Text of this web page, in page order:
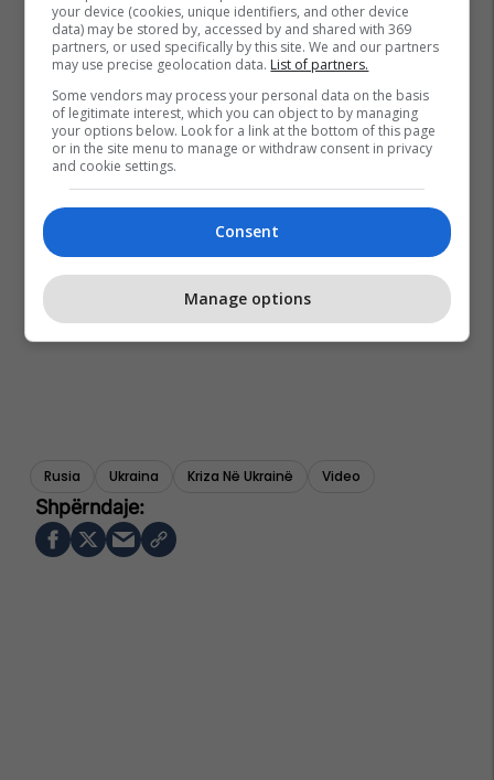
Rusia Ukraina Kriza Në Ukrainë Video
your device (cookies, unique identifiers, and other device
data) may be stored by, accessed by and shared with 369
partners, or used specifically by this site. We and our partners
may use precise geolocation data. List of partners.
Some vendors may process your personal data on the basis
of legitimate interest, which you can object to by managing
your options below. Look for a link at the bottom of this page
or in the site menu to manage or withdraw consent in privacy
and cookie settings.
Consent
Manage options